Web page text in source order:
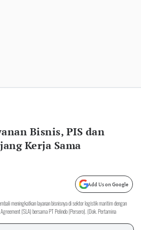
Bisnis, PIS dan
Kerja Sama
Add Us on Google
meningkatkan layanan bisnisnya di sektor logistik maritim dengan
(SLA) bersama PT Pelindo (Persero). (Dok. Pertamina